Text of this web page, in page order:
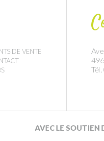
DE VENTE
AVEC LE SOUTIEN